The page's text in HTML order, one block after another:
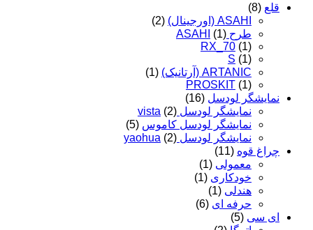
قلع (8)
ASAHI (اورجینال)
(2)
طرح ASAHI (1)
RX_70 (1)
S (1)
ARTANIC (آرتانیک)
(1)
PROSKIT (1)
نمایشگر لودسل (16)
نمایشگر لودسل vista (2)
نمایشگر لودسل کاموس (5)
نمایشگر لودسل yaohua (2)
چراغ قوه (11)
معمولی (1)
خودکاری (1)
هندلی (1)
حرفه ای (6)
ای سی (5)